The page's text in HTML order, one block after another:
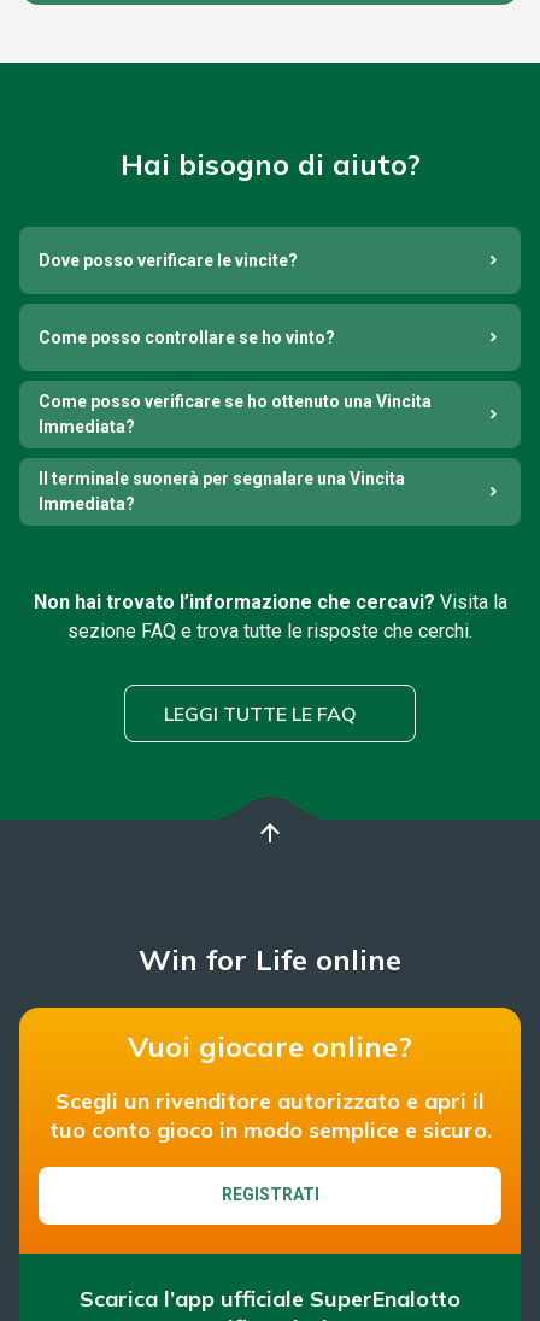
Hai bisogno di aiuto?
Dove posso verificare le vincite?
Come posso controllare se ho vinto?
Come posso verificare se ho ottenuto una Vincita
Immediata?
Il terminale suonerà per segnalare una Vincita
Immediata?
Non hai trovato l’informazione che cercavi? Visita la
sezione FAQ e trova tutte le risposte che cerchi.
LEGGI TUTTE LE FAQ
arrow_upward
Win for Life online
Vuoi giocare online?
Scegli un rivenditore autorizzato e apri il
tuo conto gioco in modo semplice e sicuro.
REGISTRATI
Scarica l’app ufficiale SuperEnalotto